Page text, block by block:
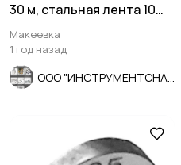
30 м, стальная лента 10
мм, ударопрочный
пластик
Макеевка
1 год назад